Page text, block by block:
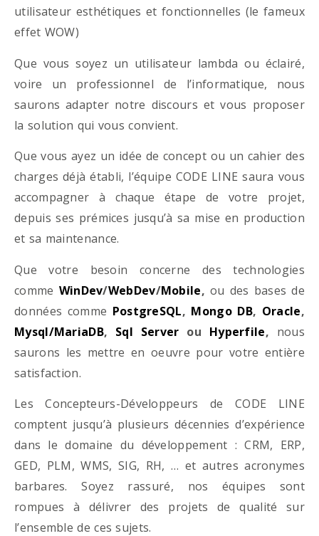
utilisateur esthétiques et fonctionnelles (le fameux
effet WOW)
Que vous soyez un utilisateur lambda ou éclairé,
voire un professionnel de l’informatique, nous
saurons adapter notre discours et vous proposer
la solution qui vous convient.
Que vous ayez un idée de concept ou un cahier des
charges déjà établi, l’équipe CODE LINE saura vous
accompagner à chaque étape de votre projet,
depuis ses prémices jusqu’à sa mise en production
et sa maintenance.
Que votre besoin concerne des technologies
comme WinDev/WebDev/Mobile, ou des bases de
données comme PostgreSQL, Mongo DB, Oracle,
Mysql/MariaDB, Sql Server ou Hyperfile, nous
saurons les mettre en oeuvre pour votre entière
satisfaction.
Les Concepteurs-Développeurs de CODE LINE
comptent jusqu’à plusieurs décennies d’expérience
dans le domaine du développement : CRM, ERP,
GED, PLM, WMS, SIG, RH, … et autres acronymes
barbares. Soyez rassuré, nos équipes sont
rompues à délivrer des projets de qualité sur
l’ensemble de ces sujets.